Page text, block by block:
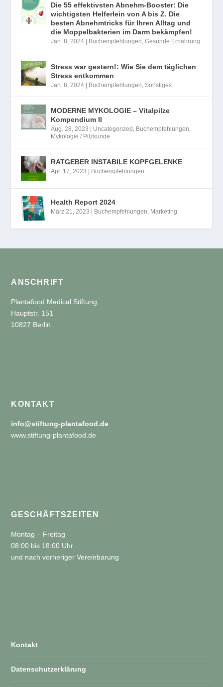
Die 55 effektivsten Abnehm-Booster: Die
wichtigsten Helferlein von A bis Z. Die
besten Abnehmtricks für Ihren Alltag und
die Moppelbakterien im Darm bekämpfen!
Jan. 8, 2024 Buchempfehlungen,Gesunde Ernährung
Stress war gestern!: Wie Sie dem täglichen
Stress entkommen
Jan. 8, 2024 Buchempfehlungen,Sonstiges
MODERNE MYKOLOGIE – Vitalpilze
Kompendium II
Aug. 28, 2023 Uncategorized , Buchempfehlungen,
Mykologie / Pilzkunde
RATGEBER INSTABILE KOPFGELENKE
Apr. 17, 2023 Buchempfehlungen
Health Report 2024
März 21, 2023 Buchempfehlungen, Marketing
ANSCHRIFT
Plantafood Medical Stiftung
Hauptstr. 151
10827 Berlin
KONTAKT
info@stiftung-plantafood.de
www.stiftung-plantafood.de
GESCHÄFTSZEITEN
Montag – Freitag
08:00 bis 18:00 Uhr
und nach vorheriger Vereinbarung
Kontakt
Datenschutzerklärung